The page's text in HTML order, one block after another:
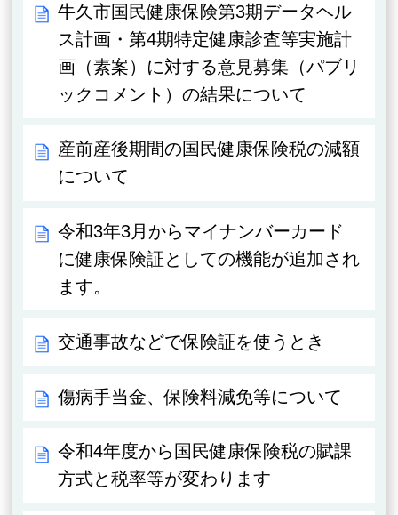
牛久市国民健康保険第3期データヘル
ス計画・第4期特定健康診査等実施計
画（素案）に対する意見募集（パブリ
ックコメント）の結果について
産前産後期間の国民健康保険税の減額
について
令和3年3月からマイナンバーカード
に健康保険証としての機能が追加され
ます。
交通事故などで保険証を使うとき
傷病手当金、保険料減免等について
令和4年度から国民健康保険税の賦課
方式と税率等が変わります